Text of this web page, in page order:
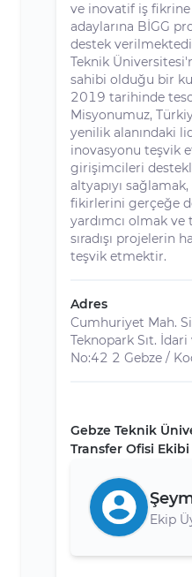
ve inovatif iş
adaylarına BİGG
destek
Teknik
sahibi olduğu bir
2019 tarihinde
Misyonumuz,
yenilik alanındaki
inovasyonu teşvik
girişimcileri
altyapıyı
fikirlerini gerçeğe
yardımcı olmak ve
sıradışı projelerin
teşvik etmektir.
Adres
Cumhuriyet Mah.
Teknopark Sıt.
No:42 2 Gebze /
Gebze Teknik
Transfer Ofisi Ekibi
Ekip